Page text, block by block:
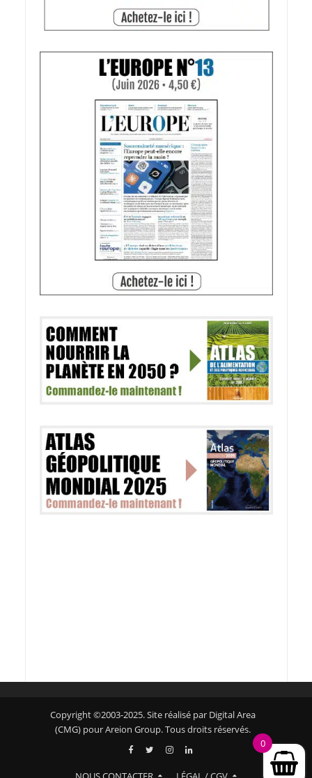
Copyright ©2003-2025. Site réalisé par Digital Area
(CMG) pour Areion Group. Tous droits réservés.
0